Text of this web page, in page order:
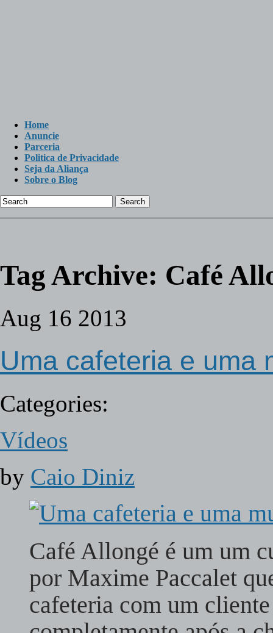
Home
Anuncie
Parceria
Politica de Privacidade
Seja da Aliança
Sobre o Blog
Search
Tag Archive: Café
Aug 16 2013
Uma cafeteria e uma
Categories:
Vídeos
by Caio Diniz
Café Allongé é um um
por Maxime Paccalet
cafeteria com um